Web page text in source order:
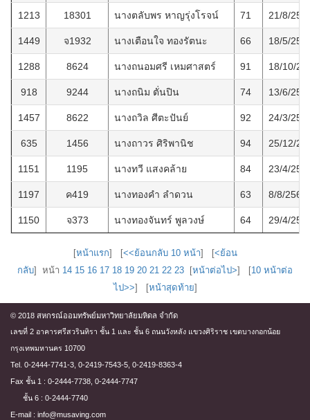
1213 18301 นางตลับพร หาญรุ่งโรจน์ 71 21/8/
1449 จ1932 นางเตือนใจ ทองรัตนะ 66 18/5/
1288 8624 นางถนอมศรี เหมศาสตร์ 91 18/10/
918 9244 นางถนิม ตั่นปิน 74 13/6/
1457 8622 นางถวิล ศีตะปันย์ 92 24/3/
635 1456 นางถาวร ศิริพานิช 94 25/12/
1151 1195 นางทวี แสงคล้าย 84 23/4/
1197 ค419 นางทองคำ ลำดวน 63 8/8/2567
1150 จ373 นางทองจันทร์ พูลวงษ์ 64 29/4/
[หน้าแรก] [<<ย้อนกลับ 10 หน้า] [<ย้อน
กลับ] หน้า 14 15 16 17 18 19 20 21 22 23 [หน้าต่อไป>] [10 หน้าต่อ
ไป>>] [หน้าสุดท้าย]
© 2018 สหกรณ์ออมทรัพย์มหาวิทยาลัยมหิดล จำกัด
เลขที่ 2 อาคารศรีสวรินทิรา ชั้น 1 และ ชั้น 6 ถนนวังหลัง แขวงศิริราช เขตบางกอกน้อย
กรุงเทพมหานคร 10700
Tel. 0-2444-7741-3, 0-2419-7543-5, 0-2419-8363-4
Fax ชั้น 1 : 0-2444-7738, 0-2444-7747
ชั้น 6 : 0-2444-7740
E-mail : info@musaving.com